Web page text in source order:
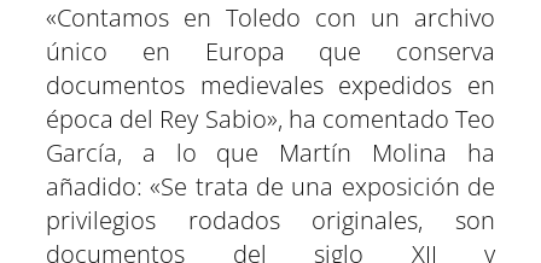
«Contamos en Toledo con un archivo
único en Europa que conserva
documentos medievales expedidos en
época del Rey Sabio», ha comentado Teo
García, a lo que Martín Molina ha
añadido: «Se trata de una exposición de
privilegios rodados originales, son
documentos del siglo XII y